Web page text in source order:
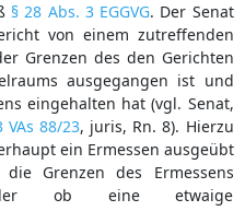
§ 28 Abs. 3 EGGVG. Der Senat
von einem zutreffenden
Grenzen des den Gerichten
ausgegangen ist und
eingehalten hat (vgl. Senat,
VAs 88/23, juris, Rn. 8). Hierzu
ein Ermessen ausgeübt
Grenzen des Ermessens
ob eine etwaige